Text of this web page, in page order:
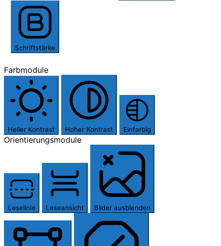
Schriftstärke
Farbmodule
Heller Kontrast Hoher Kontrast Einfarbig
Orientierungsmodule
Leselinie Leseansicht Bilder ausblenden